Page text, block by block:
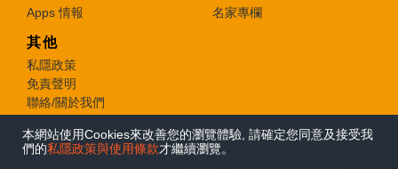
本網站使用Cookies來改善您的瀏覽體驗, 請確定您同意及接受我
們的私隱政策與使用條款才繼續瀏覽。
Apps 情報
名家專欄
其他
私隱政策
免責聲明
聯絡/關於我們
© 2026 e-zone. All Rights Reserved.